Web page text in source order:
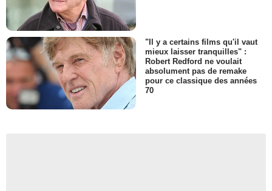
"Il y a certains films qu'il vaut
mieux laisser tranquilles" :
Robert Redford ne voulait
absolument pas de remake
pour ce classique des années
70